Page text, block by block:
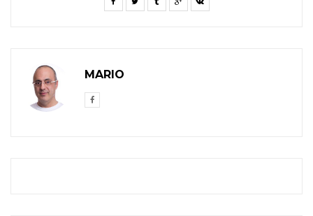
MARIO